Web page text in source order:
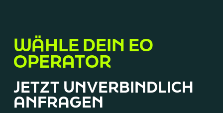
WÄHLE DEIN EO
OPERATOR
JETZT UNVERBINDLICH
ANFRAGEN